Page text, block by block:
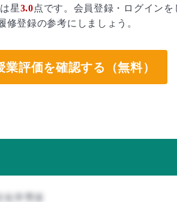
星3.0点です。会員登録・ログイン
登録の参考にしましょう。
業評価を確認する（無料）